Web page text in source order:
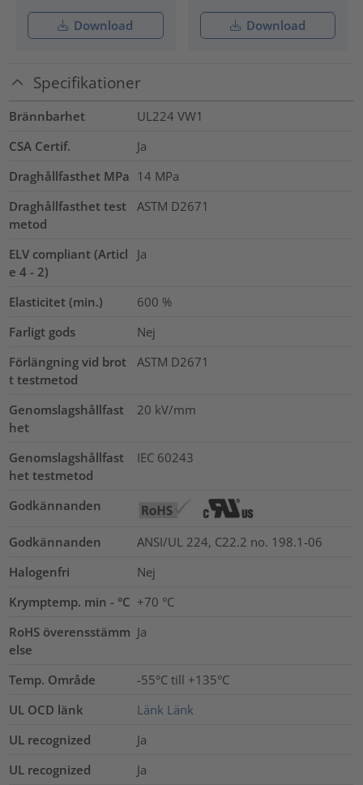
Download Download
Specifikationer
Brännbarhet
UL224 VW1
CSA Certif.
Ja
Draghållfasthet MPa 14 MPa
Draghållfasthet test
metod
ASTM D2671
ELV compliant (Articl
e 4 - 2)
Ja
Elasticitet (min.) 600 %
Farligt gods
Nej
Förlängning vid brot
t testmetod
ASTM D2671
Genomslagshållfast
het
20 kV/mm
Genomslagshållfast
het testmetod
IEC 60243
Godkännanden
Godkännanden
ANSI/UL 224, C22.2 no. 198.1-06
Halogenfri
Nej
Krymptemp. min - °C +70 °C
RoHS överensstämm
else
Ja
Temp. Område
-55°C till +135°C
UL OCD länk
Länk Länk
UL recognized
Ja
UL recognized
Ja